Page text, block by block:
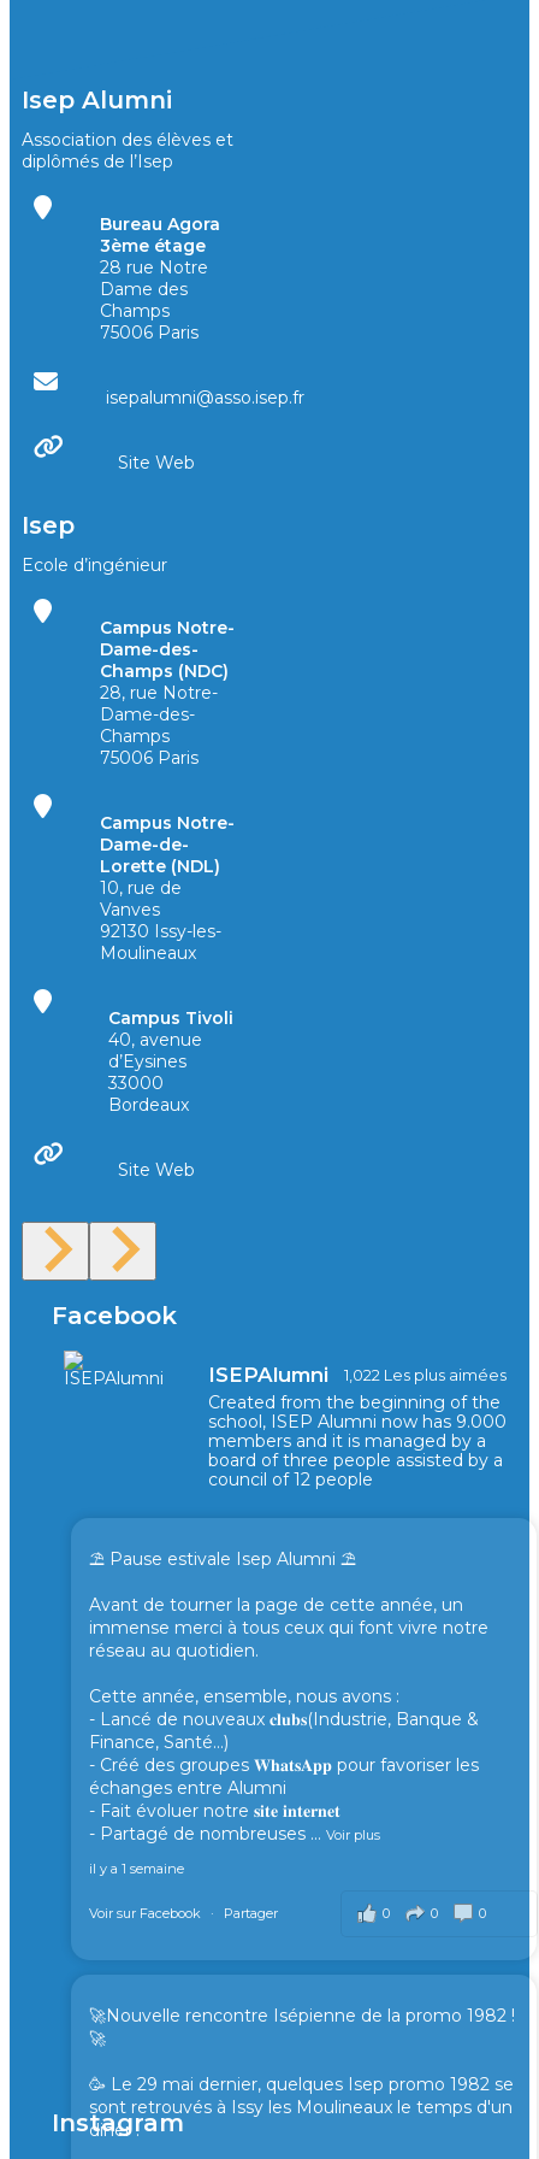
Isep Alumni
Association des élèves et
diplômés de l’Isep
Bureau Agora
3ème étage
28 rue Notre
Dame des
Champs
75006 Paris
isepalumni@asso.isep.fr
Site Web
Isep
Ecole d’ingénieur
Campus Notre-
Dame-des-
Champs (NDC)
28, rue Notre-
Dame-des-
Champs
75006 Paris
Campus Notre-
Dame-de-
Lorette (NDL)
10, rue de
Vanves
92130 Issy-les-
Moulineaux
Campus Tivoli
40, avenue
d’Eysines
33000
Bordeaux
Site Web
Facebook
ISEPAlumni 1,022 Les plus aimées
Created from the beginning of the
school, ISEP Alumni now has 9.000
members and it is managed by a
board of three people assisted by a
council of 12 people
⛱️ Pause estivale Isep Alumni ⛱️
Avant de tourner la page de cette année, un
immense merci à tous ceux qui font vivre notre
réseau au quotidien.
Cette année, ensemble, nous avons :
- Lancé de nouveaux 𝐜𝐥𝐮𝐛𝐬(Industrie, Banque &
Finance, Santé...)
- Créé des groupes 𝐖𝐡𝐚𝐭𝐬𝐀𝐩𝐩 pour favoriser les
échanges entre Alumni
- Fait évoluer notre 𝐬𝐢𝐭𝐞 𝐢𝐧𝐭𝐞𝐫𝐧𝐞𝐭
- Partagé de nombreuses ... Voir plus
il y a 1 semaine
0 0 0
Voir sur Facebook · Partager
🚀Nouvelle rencontre Isépienne de la promo 1982 !
🚀
🥳 Le 29 mai dernier, quelques Isep promo 1982 se
sont retrouvés à Issy les Moulineaux le temps d'un
diner !
Instagram